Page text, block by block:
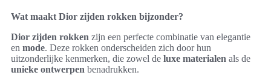
Wat maakt Dior zijden rokken bijzonder?
Dior zijden rokken zijn een perfecte combinatie van elegantie
en mode. Deze rokken onderscheiden zich door hun
uitzonderlijke kenmerken, die zowel de luxe materialen als de
unieke ontwerpen benadrukken.